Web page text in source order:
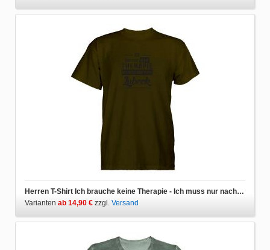
Herren T-Shirt Ich brauche keine Therapie - Ich muss nur nach Lübeck
Varianten ab 14,90 € zzgl. Versand